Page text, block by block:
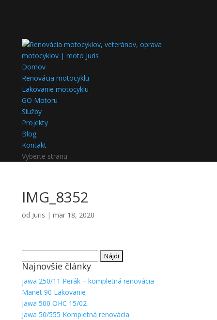
Domov
Renovácia motocyklu
Lakovanie motocyklu
GO Motoru
Služby
Projekty
Blog
Kontakt
Vyberte stranu
IMG_8352
od Juris | mar 18, 2020
Najnovšie články
jawa 250/11 Perák – kompletná renovácia
Manet 90 Lakovanie
Jawa 500 OHC 15/02
Jawa 50/555 Kompletná renovácia